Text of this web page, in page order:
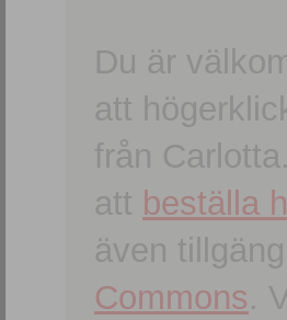
Du är
att
från
att beställa
även
Commons.